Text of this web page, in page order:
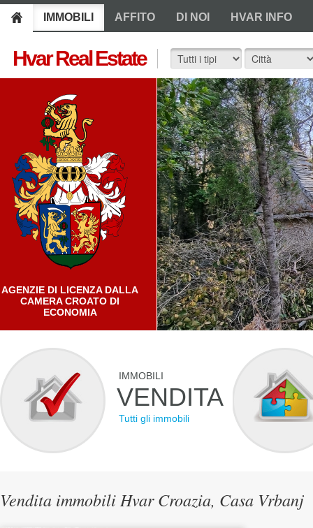
IMMOBILI AFFITO DI NOI HVAR INFO
Hvar Real Estate
AGENZIE DI LICENZA DALLA
CAMERA CROATO DI
ECONOMIA
IMMOBILI
VENDITA
Tutti gli immobili
Vendita immobili Hvar Croazia, Casa Vrbanj